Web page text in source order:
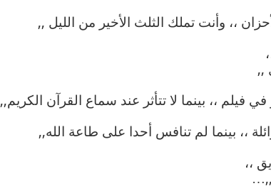
،، وأنت تملك الثلث الأخير من الليل ,,
,,
فيلم ،، بينما لا تتأثر عند سماع القرآن الكريم,,
،، بينما لم تنافس أحدا على طاعة الله,,
،،
,,…